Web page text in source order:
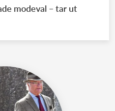
modeval – tar ut